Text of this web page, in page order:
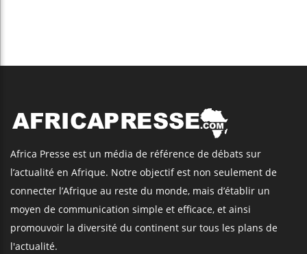
Africa Presse est un média de référence de débats sur
l’actualité en Afrique. Notre objectif est non seulement de
connecter l’Afrique au reste du monde, mais d’établir un
moyen de communication simple et efficace, et ainsi
promouvoir la diversité du continent sur tous les plans de
l'actualité.